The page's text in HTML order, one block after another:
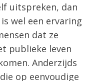
uitspreken, dan
wel een ervaring
dat ze
publieke leven
Anderzijds
op eenvoudige